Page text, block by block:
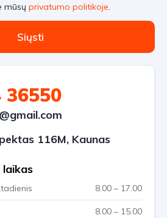
mūsų privatumo politikoje.
Siųsti
36550
116M, Kaunas
8.00 – 17.00
8.00 – 15.00